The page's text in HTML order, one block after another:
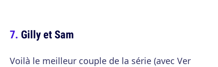
Gilly et Sam
Voilà le meilleur couple de la série (avec Ver